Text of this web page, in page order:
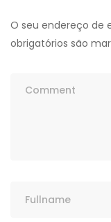
O seu endereço de
obrigatórios são